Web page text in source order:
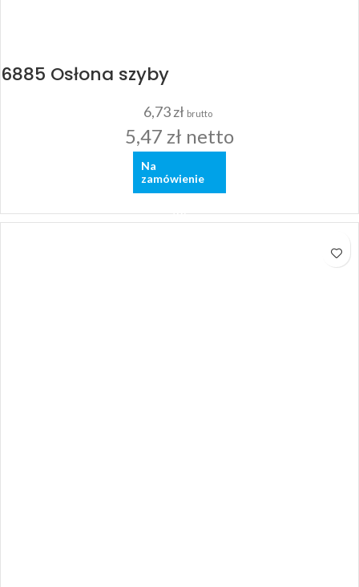
6885 Osłona szyby
6,73zł brutto
5,47 zł netto
Na
zamówienie